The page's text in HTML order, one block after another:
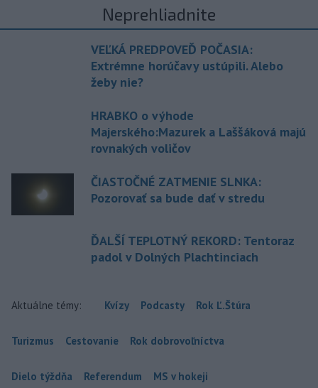
Neprehliadnite
VEĽKÁ PREDPOVEĎ POČASIA:
Extrémne horúčavy ustúpili. Alebo
žeby nie?
HRABKO o výhode
Majerského:Mazurek a Laššáková majú
rovnakých voličov
ČIASTOČNÉ ZATMENIE SLNKA:
Pozorovať sa bude dať v stredu
ĎALŠÍ TEPLOTNÝ REKORD: Tentoraz
padol v Dolných Plachtinciach
Aktuálne témy: Kvízy Podcasty Rok Ľ.Štúra
Turizmus Cestovanie Rok dobrovoľníctva
Dielo týždňa Referendum MS v hokeji